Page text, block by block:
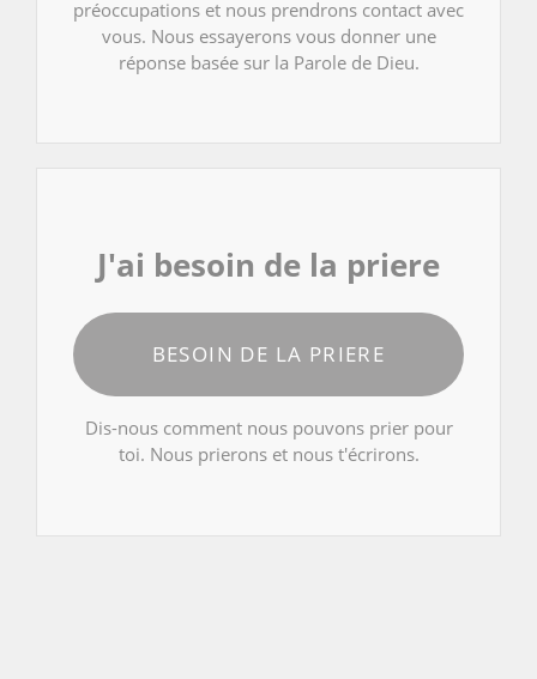
préoccupations et nous prendrons contact avec
vous. Nous essayerons vous donner une
réponse basée sur la Parole de Dieu.
J'ai besoin de la priere
BESOIN DE LA PRIERE
Dis-nous comment nous pouvons prier pour
toi. Nous prierons et nous t'écrirons.